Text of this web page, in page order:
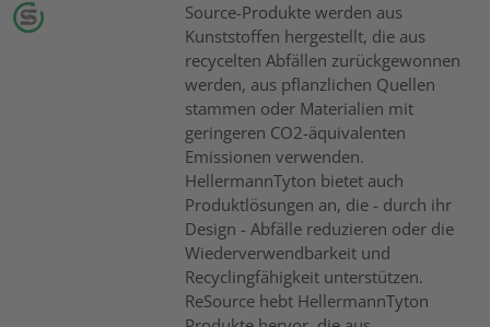
Source-Produkte werden aus
Kunststoffen hergestellt, die aus
recycelten Abfällen zurückgewonnen
werden, aus pflanzlichen Quellen
stammen oder Materialien mit
geringeren CO2-äquivalenten
Emissionen verwenden.
HellermannTyton bietet auch
Produktlösungen an, die - durch ihr
Design - Abfälle reduzieren oder die
Wiederverwendbarkeit und
Recyclingfähigkeit unterstützen.
ReSource hebt HellermannTyton